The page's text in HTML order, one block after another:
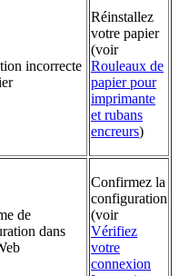
incorrecte
Réinstallez
votre papier
(voir
Rouleaux de
papier pour
imprimante
et rubans
encreurs)
de
dans
Confirmez la
configuration
(voir
Vérifiez
votre
connexion